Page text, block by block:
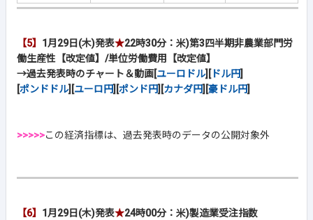
【5】 1月29日(木)発表★22時30分：米)第3四半期非農業部門労
働生産性【改定値】/単位労働費用【改定値】
→過去発表時のチャート＆動画[ユーロドル][ ドル円]
[ポンドドル][ユーロ円][ポンド円][カナダ円][豪ドル円]
>>>>>この経済指標は、過去発表時のデータの公開対象外
【6】 1月29日(木)発表★24時00分：米)製造業受注指数